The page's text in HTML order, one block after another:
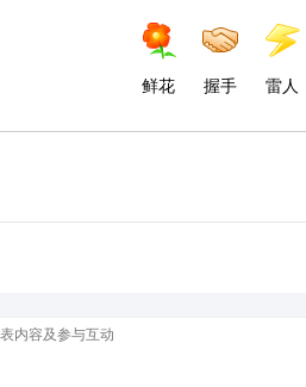
鲜花 握手 雷人